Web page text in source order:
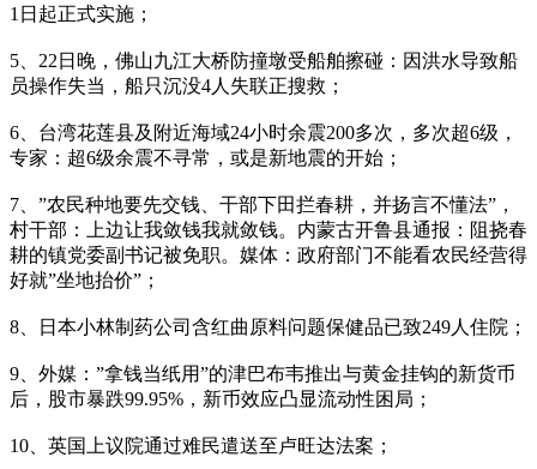
1日起正式实施；
5、22日晚，佛山九江大桥防撞墩受船舶擦碰：因洪水导致船
员操作失当，船只沉没4人失联正搜救；
6、台湾花莲县及附近海域24小时余震200多次，多次超6级，
专家：超6级余震不寻常，或是新地震的开始；
7、”农民种地要先交钱、干部下田拦春耕，并扬言不懂法”，
村干部：上边让我敛钱我就敛钱。内蒙古开鲁县通报：阻挠春
耕的镇党委副书记被免职。媒体：政府部门不能看农民经营得
好就”坐地抬价”；
8、日本小林制药公司含红曲原料问题保健品已致249人住院；
9、外媒：”拿钱当纸用”的津巴布韦推出与黄金挂钩的新货币
后，股市暴跌99.95%，新币效应凸显流动性困局；
10、英国上议院通过难民遣送至卢旺达法案；